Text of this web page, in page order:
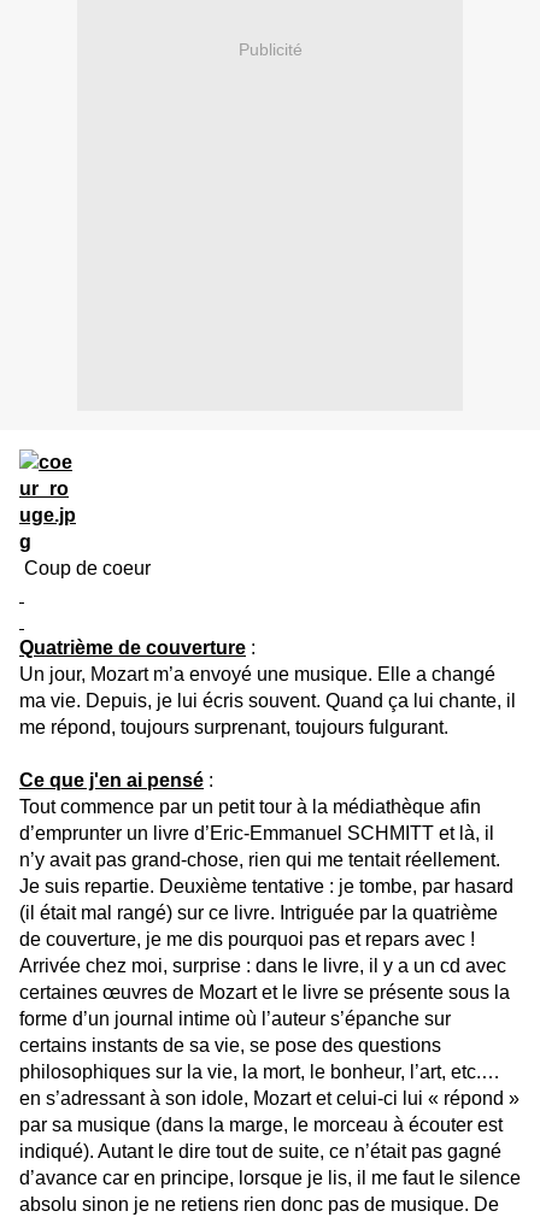
Publicité
Coup de coeur
Quatrième de couverture :
Un jour, Mozart m’a envoyé une musique. Elle a changé
ma vie. Depuis, je lui écris souvent. Quand ça lui chante, il
me répond, toujours surprenant, toujours fulgurant.
Ce que j'en ai pensé :
Tout commence par un petit tour à la médiathèque afin
d’emprunter un livre d’Eric-Emmanuel SCHMITT et là, il
n’y avait pas grand-chose, rien qui me tentait réellement.
Je suis repartie. Deuxième tentative : je tombe, par hasard
(il était mal rangé) sur ce livre. Intriguée par la quatrième
de couverture, je me dis pourquoi pas et repars avec !
Arrivée chez moi, surprise : dans le livre, il y a un cd avec
certaines œuvres de Mozart et le livre se présente sous la
forme d’un journal intime où l’auteur s’épanche sur
certains instants de sa vie, se pose des questions
philosophiques sur la vie, la mort, le bonheur, l’art, etc.…
en s’adressant à son idole, Mozart et celui-ci lui « répond »
par sa musique (dans la marge, le morceau à écouter est
indiqué). Autant le dire tout de suite, ce n’était pas gagné
d’avance car en principe, lorsque je lis, il me faut le silence
absolu sinon je ne retiens rien donc pas de musique. De